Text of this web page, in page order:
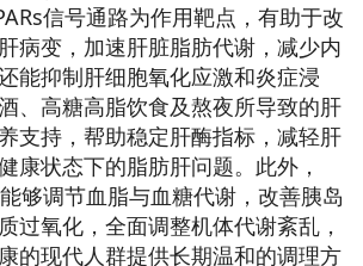
信号通路为作用靶点，有助于改
病变，加速肝脏脂肪代谢，减少内
能抑制肝细胞氧化应激和炎症浸
、高糖高脂饮食及熬夜所导致的肝
支持，帮助稳定肝酶指标，减轻肝
康状态下的脂肪肝问题。此外，
够调节血脂与血糖代谢，改善胰岛
过氧化，全面调整机体代谢紊乱，
的现代人群提供长期温和的调理方